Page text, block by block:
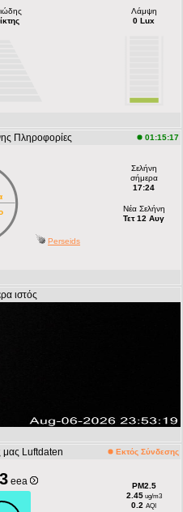
Λάμψη
0 Lux
Πληροφορίες 01:15:17
Σελήνη
σήμερα
17:24
Νέα Σελήνη
Τετ 12 Αυγ
Perseids
ιστός
μας Luftdaten Εκτός Σύνδεσης
eea
PM2.5
2.45ug/m3
0.2 AQI